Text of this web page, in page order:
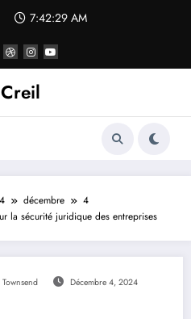
7:42:30 AM
décembre
4
la sécurité juridique des entreprises
Décembre 4, 2024